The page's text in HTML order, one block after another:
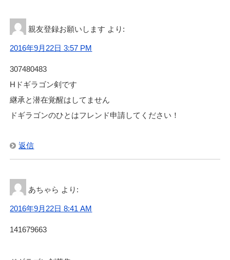
親友登録お願いします より:
2016年9月22日 3:57 PM
307480483
Hドギラゴン剣です
継承と潜在覚醒はしてません
ドギラゴンのひとはフレンド申請してください！
返信
あちゃら より:
2016年9月22日 8:41 AM
141679663